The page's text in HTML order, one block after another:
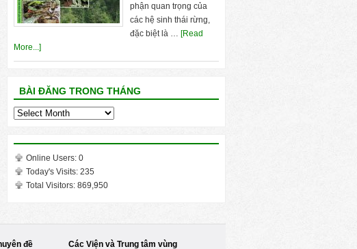
phận quan trọng của
các hệ sinh thái rừng,
đặc biệt là … [Read
More...]
BÀI ĐĂNG TRONG THÁNG
Bài
thángOnline Users: 0
Today's Visits: 235
Total Visitors: 869,950
đề Các Viện và Trung tâm vùng